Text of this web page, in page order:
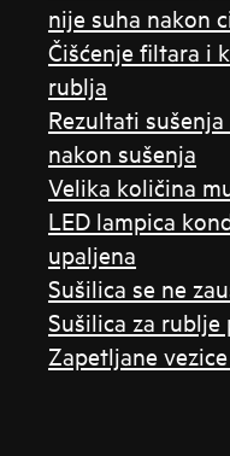
nije suha nakon
Čišćenje filtara i
rublja
Rezultati
nakon sušenja
Velika količina
LED lampica
upaljena
Sušilica se ne
Sušilica za
Zapetljane